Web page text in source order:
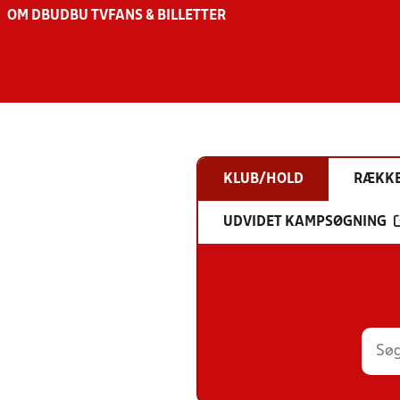
OM DBU DBU TV FANS & BILLETTER
KLUB/HOLD
UDVIDET KAMPSØGNING